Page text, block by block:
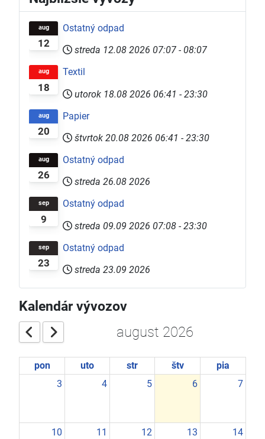
12
aug
Ostatný odpad
streda 12.08 2026 07:07 - 08:07
18
aug
Textil
utorok 18.08 2026 06:41 - 23:30
20
aug
Papier
štvrtok 20.08 2026 06:41 - 23:30
26
aug
Ostatný odpad
streda 26.08 2026
9
sep
Ostatný odpad
streda 09.09 2026 07:08 - 23:30
23
sep
Ostatný odpad
streda 23.09 2026
Kalendár vývozov
august 2026
pon uto str štv
pia
3
4 5 6 7
10 11 12 13 14